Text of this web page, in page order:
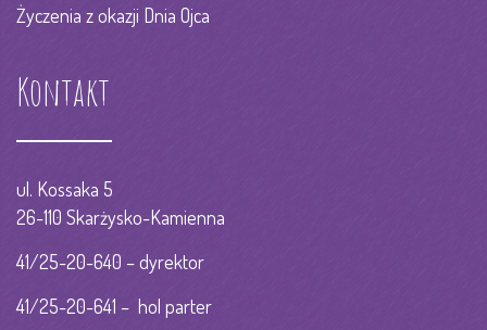
Życzenia z okazji Dnia Ojca
Kontakt
ul. Kossaka 5
26-110 Skarżysko-Kamienna
41/25-20-640 – dyrektor
41/25-20-641 – hol parter